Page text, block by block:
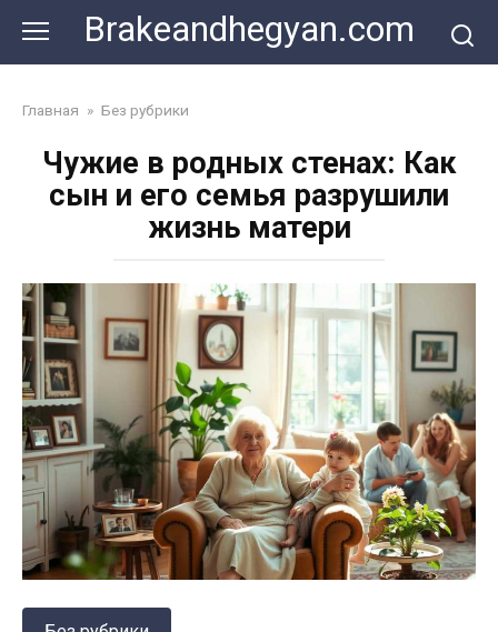
content
Brakeandhegyan.com
Главная » Без рубрики
Чужие в родных стенах: Как
сын и его семья разрушили
жизнь матери